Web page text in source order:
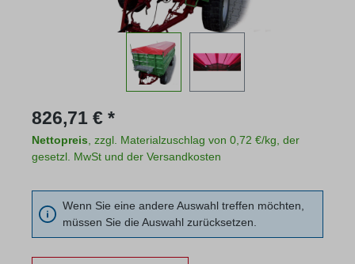
Regulärer Preis:
826,71 € *
Nettopreis , zzgl. Materialzuschlag von 0,72 €/kg, der
gesetzl. MwSt und der Versandkosten
Wenn Sie eine andere Auswahl treffen möchten,
müssen Sie die Auswahl zurücksetzen.